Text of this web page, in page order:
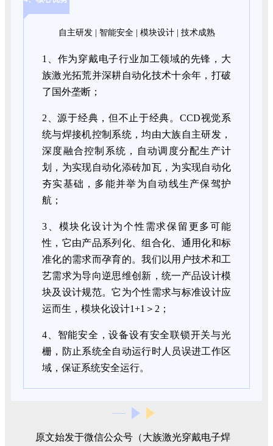
自主研发 | 智能安全 | 模块设计 | 技术成熟
1、作为穿戴电子行业加工领域的先锋，大
族激光拓荒并深耕自动化技术十余年，打破
了国外垄断；
2、源于经典，但不止于经典。CCD视觉系
统与焊接机控制系统，均由大族自主研发，
深度融合控制系统，自动调度分配生产计
划，为实现自动化添砖加瓦，为实现自动化
夯实基础，多能并举为自动线生产保驾护
航；
3、模块化设计为个性需求保留更多可能
性，它由产品系列化、组合化、通用化和标
准化的需求而孕育的。我们以用户技术和工
艺需求为导向逆思维创新，统一产品设计模
块及设计规范。它为个性需求与标准设计应
运而生，模块化设计1+1＞2；
4、智能安全，设备设有安全联锁开关与光
栅，防止系统全自动运行时人员误进工作区
域，保证系统安全运行。
原文始发于微信公众号（大族激光穿戴电子焊